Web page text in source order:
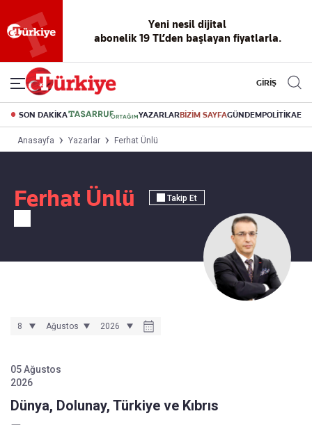
Yeni nesil dijital
abonelik 19 TL’den başlayan fiyatlarla.
GİRİŞ
SON DAKİKA YAZARLARBİZİM SAYFAGÜNDEMPOLİTİKA
Anasayfa Yazarlar Ferhat Ünlü
Ferhat Ünlü Takip Et
05 Ağustos
2026
Dünya, Dolunay, Türkiye ve Kıbrıs